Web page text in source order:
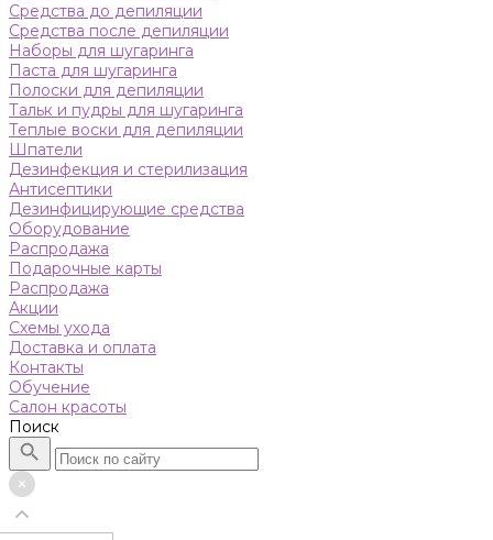
Средства до депиляции
Средства после депиляции
Наборы для шугаринга
Паста для шугаринга
Полоски для депиляции
Тальк и пудры для шугаринга
Теплые воски для депиляции
Шпатели
Дезинфекция и стерилизация
Антисептики
Дезинфицирующие средства
Оборудование
Распродажа
Подарочные карты
Распродажа
Акции
Схемы ухода
Доставка и оплата
Контакты
Обучение
Салон красоты
Поиск